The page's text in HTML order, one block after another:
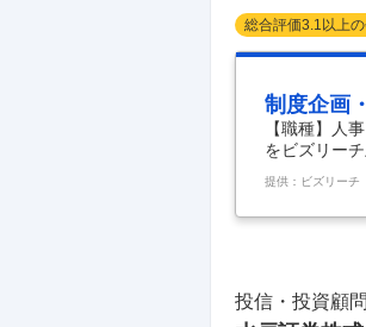
総合評価3.1 以上
制度企画
【職種】人
をビズリー
野村グルー
の国と地域
式会社人事
るコンサル
提供：ビズリーチ
投信・投資顧